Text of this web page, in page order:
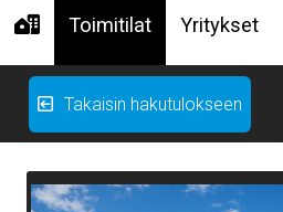
Toimitilat Yritykset
Takaisin hakutulokseen